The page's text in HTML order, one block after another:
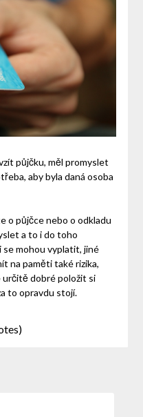
půjčku, měl promyslet
aby byla daná osoba
o půjčce nebo o odkladu
a to i do toho
mohou vyplatit, jiné
na paměti také rizika,
určitě dobré položit si
to opravdu stojí.